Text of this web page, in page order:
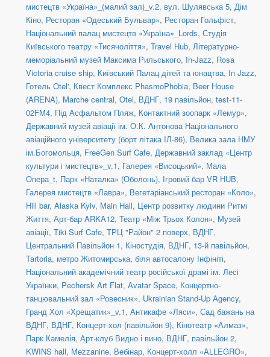
мистецтв «Україна»_(малий зал)_v.2, вул. Шулявська 5, Дім
Кіно, Ресторан «Одеський Бульвар», Ресторан Гольфіст,
Національний палац мистецтв «Україна»_Lords, Студія
Київського театру «Тисячоліття», Travel Hub, Літературно-
меморіальний музей Максима Рильського, In-Jazz, Rosa
Victoria cruise ship, Київський Палац дітей та юнацтва, In Jazz,
Готель Otel', Квест Комплекс PhasmoPhobia, Beer House
(ARENA), Marche central, Otel, ВДНГ, 19 павільйон, test-11-
02FM4, Під Асфальтом Пляж, Контактний зоопарк «Лемур»,
Державний музей авіації ім. О.К. Антонова Національного
авіаційного університету (борт літака ІЛ-86), Велика зала НМУ
ім.Богомольця, FreeGen Surf Cafe, Державний заклад «Центр
культури і мистецтв»_v.1, Галерея «Висоцький», Мала
Опера_t, Парк «Наталка» (Оболонь), Ігровий бар VR HUB,
Галерея мистецтв «Лавра», Вегетаріанський ресторан «Коло»,
Hill bar, Alaska Kyiv, Main Hall, Центр розвитку людини Ритмі
Життя, Арт-бар ARKA12, Театр «Між Трьох Колон», Музей
авіації, Tiki Surf Cafe, ТРЦ "Район" 2 поверх, ВДНГ,
Центральний Павільйон 1, Кіностудія, ВДНГ, 13-й павільйон,
Tartoria, метро Житомирська, біля автосалону Інфініті,
Національний академічний театр російської драмі ім. Лесі
Українки, Pechersk Art Flat, Avatar Space, Концертно-
танцювальний зал «Ровесник», Ukrainian Stand-Up Agency,
Гранд Хол «Хрещатик»_v.1, Антикафе «Ляси», Сад бажань на
ВДНГ, ВДНГ, Концерт-хол (павільйон 9), Кінотеатр «Алмаз»,
Парк Камелія, Арт-клуб Видно і вино, ВДНГ, павільйон 2,
KWINS hall, Mezzanine, Вебінар, Концерт-холл «ALLEGRO»,